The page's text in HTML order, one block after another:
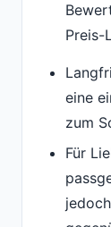
Preis-
eine
zum
Für